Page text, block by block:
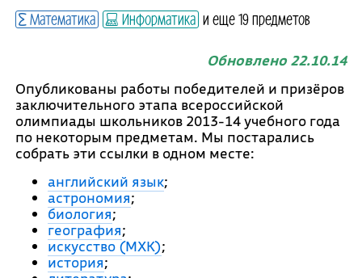
Математика Информатика и еще 19 предметов
Обновлено 22.10.14
Опубликованы работы победителей и призёров
заключительного этапа всероссийской
олимпиады школьников 2013-14 учебного года
по некоторым предметам. Мы постарались
собрать эти ссылки в одном месте:
английский язык;
астрономия;
биология;
география;
искусство (МХК);
история;